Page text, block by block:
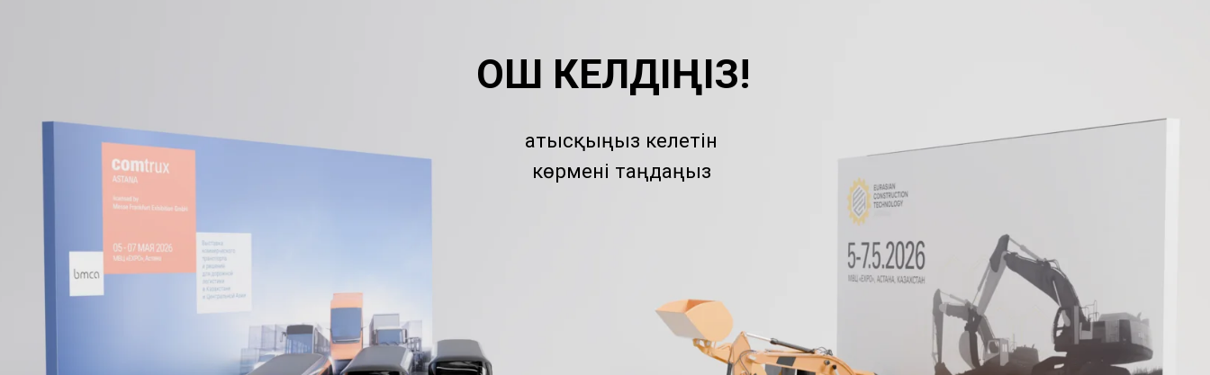
көрмені таңдаңыз
ҚОШ КЕЛДІҢІЗ!